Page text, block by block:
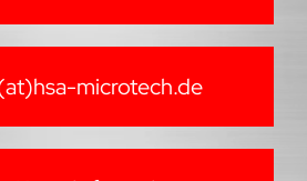
microtech.de